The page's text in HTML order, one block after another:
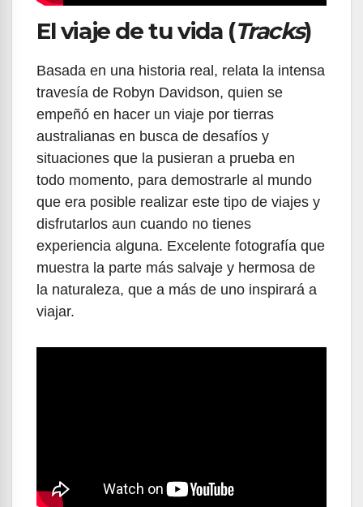
El viaje de tu vida (Tracks)
Basada en una historia real, relata la intensa
travesía de Robyn Davidson, quien se
empeñó en hacer un viaje por tierras
australianas en busca de desafíos y
situaciones que la pusieran a prueba en
todo momento, para demostrarle al mundo
que era posible realizar este tipo de viajes y
disfrutarlos aun cuando no tienes
experiencia alguna. Excelente fotografía que
muestra la parte más salvaje y hermosa de
la naturaleza, que a más de uno inspirará a
viajar.